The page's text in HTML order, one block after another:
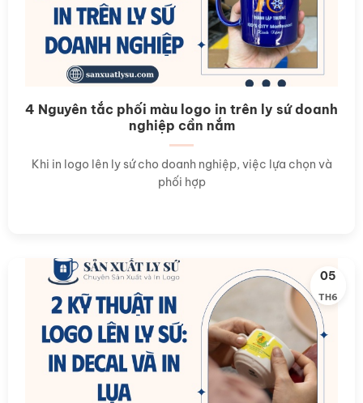
4 Nguyên tắc phối màu logo in trên ly sứ doanh
nghiệp cần nắm
Khi in logo lên ly sứ cho doanh nghiệp, việc lựa chọn và
phối hợp
05
TH6